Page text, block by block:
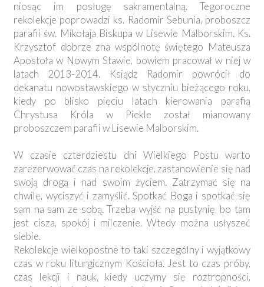
niosąc im posługę sakramentalną. Tegoroczne
rekolekcje poprowadzi ks. Radomir Sebunia, proboszcz
parafii św. Mikołaja Biskupa w Lisewie Malborskim. Ks.
Krzysztof dobrze zna wspólnotę świętego Mateusza
Apostoła w Nowym Stawie, bowiem pracował w niej w
latach 2013-2014. Ksiądz Radomir powrócił do
dekanatu nowostawskiego w styczniu bieżącego roku,
kiedy po blisko pięciu latach kierowania parafią
Chrystusa Króla w Piekle został mianowany
proboszczem parafii w Lisewie Malborskim.
W czasie czterdziestu dni Wielkiego Postu warto
zarezerwować czas na rekolekcje, zastanowienie się nad
swoją drogą i nad swoim życiem. Zatrzymać się na
chwilę, wyciszyć i zamyślić. Spotkać Boga i spotkać się
sam na sam ze sobą. Trzeba wyjść na pustynię, bo tam
jest cisza, spokój i milczenie. Wtedy można usłyszeć
siebie.
Rekolekcje wielkopostne to taki szczególny i wyjątkowy
czas w roku liturgicznym Kościoła. Jest to czas próby,
czas lekcji i nauk, kiedy uczymy się roztropności,